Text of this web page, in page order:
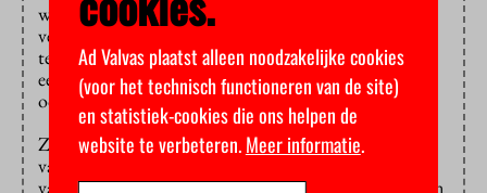
waarschuwen ze. “Voor jonge mensen betekent het
verdwijnen van een opleiding dat zij genoodzaakt zijn
te verhuizen voor hun studie, en studenten die
eenmaal wegtrekken keren vaak niet terug naar hun
oorspronkelijke regio.”
Zo ongeveer alle partijen zien overigens het probleem
van de dalende studentenaantallen en het verdwijnen
van opleidingen. In de verkiezingsprogramma’s pleiten
Ad Valvas plaatst alleen noodzakelijke cookies
(voor het technisch functioneren van de site)
en statistiek-cookies die ons helpen de
website te verbeteren.Meer informatie.